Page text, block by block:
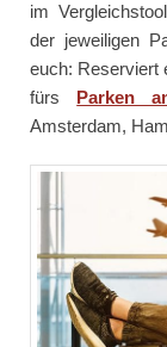
im
der jeweiligen
euch: Reserviert
fürs Parken
Amsterdam,